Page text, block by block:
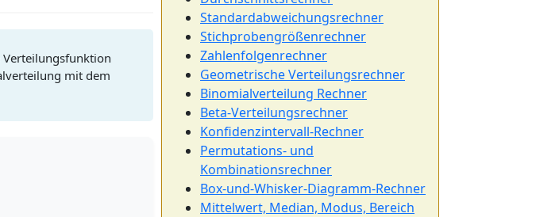
Verteilungsfunktion
mit dem
Standardabweichungsrechner
Stichprobengrößenrechner
Zahlenfolgenrechner
Geometrische Verteilungsrechner
Binomialverteilung Rechner
Beta-Verteilungsrechner
Konfidenzintervall-Rechner
Permutations- und
Kombinationsrechner
Box-und-Whisker-Diagramm-Rechner
Mittelwert, Median, Modus, Bereich